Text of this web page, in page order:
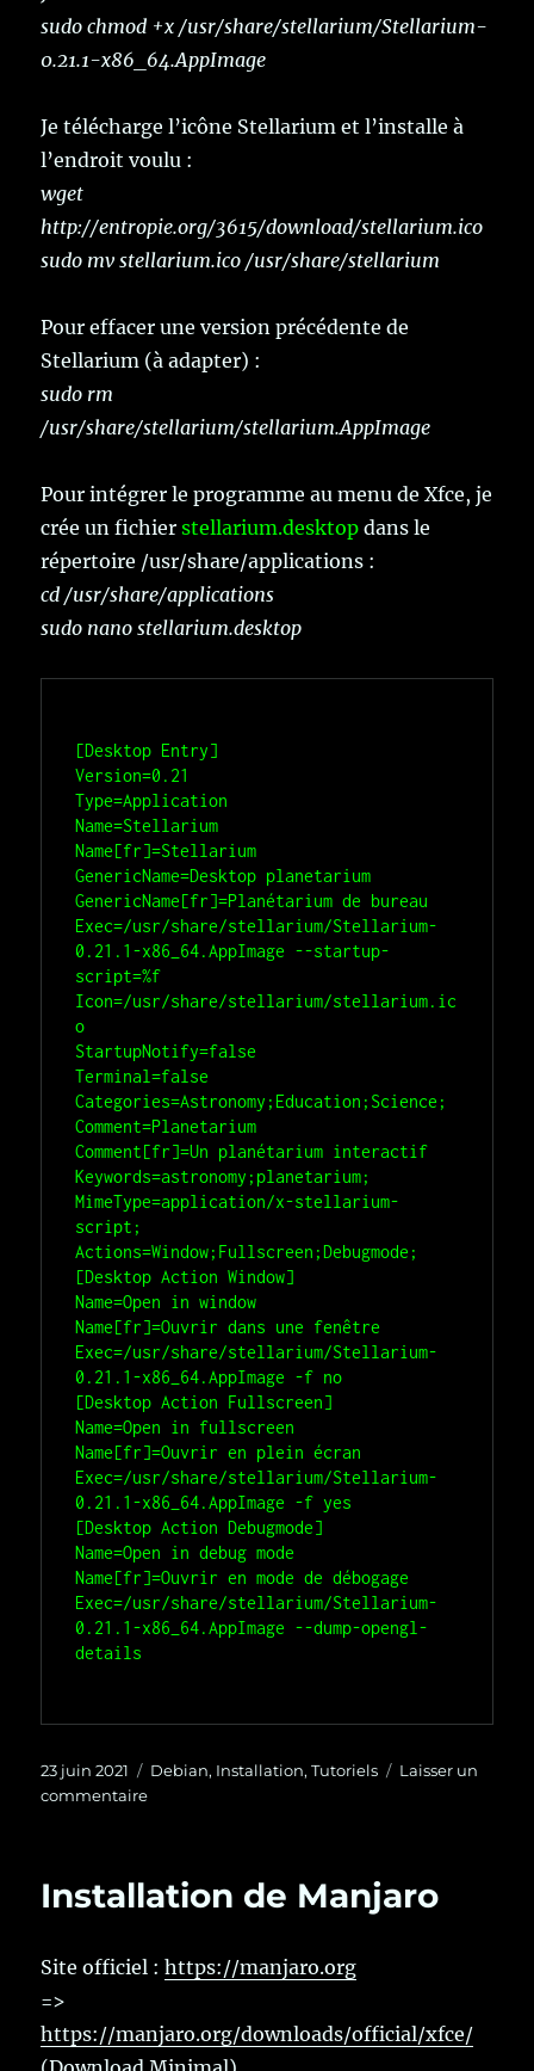
sudo chmod +x /usr/share/stellarium/Stellarium-
0.21.1-x86_64.AppImage
Je télécharge l’icône Stellarium et l’installe à
l’endroit voulu :
wget
http://entropie.org/3615/download/stellarium.ico
sudo mv stellarium.ico /usr/share/stellarium
Pour effacer une version précédente de
Stellarium (à adapter) :
sudo rm
/usr/share/stellarium/stellarium.AppImage
Pour intégrer le programme au menu de Xfce, je
crée un fichierstellarium.desktop dans le
répertoire /usr/share/applications :
cd /usr/share/applications
sudo nano stellarium.desktop
[Desktop Entry]
Version=0.21
Type=Application
Name=Stellarium
Name[fr]=Stellarium
GenericName=Desktop planetarium
GenericName[fr]=Planétarium de bureau
Exec=/usr/share/stellarium/Stellarium-
0.21.1-x86_64.AppImage --startup-
script=%f
Icon=/usr/share/stellarium/stellarium.ic
o
StartupNotify=false
Terminal=false
Categories=Astronomy;Education;Science;
Comment=Planetarium
Comment[fr]=Un planétarium interactif
Keywords=astronomy;planetarium;
MimeType=application/x-stellarium-
script;
Actions=Window;Fullscreen;Debugmode;
[Desktop Action Window]
Name=Open in window
Name[fr]=Ouvrir dans une fenêtre
Exec=/usr/share/stellarium/Stellarium-
0.21.1-x86_64.AppImage -f no
[Desktop Action Fullscreen]
Name=Open in fullscreen
Name[fr]=Ouvrir en plein écran
Exec=/usr/share/stellarium/Stellarium-
0.21.1-x86_64.AppImage -f yes
[Desktop Action Debugmode]
Name=Open in debug mode
Name[fr]=Ouvrir en mode de débogage
Exec=/usr/share/stellarium/Stellarium-
0.21.1-x86_64.AppImage --dump-opengl-
Publié
le
23 juin 2021 Catégories
Debian, Installation,Tutoriels
Laisser un
commentairesur
sous
Installation de Manjaro
Site officiel :https://manjaro.org
=>
https://manjaro.org/downloads/official/xfce/